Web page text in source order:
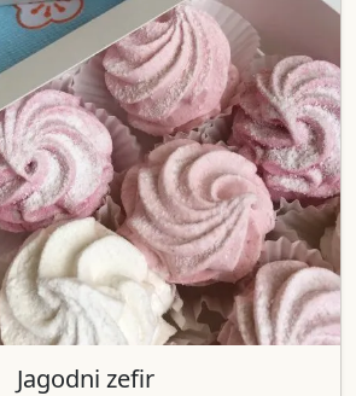
Jagodni zefir